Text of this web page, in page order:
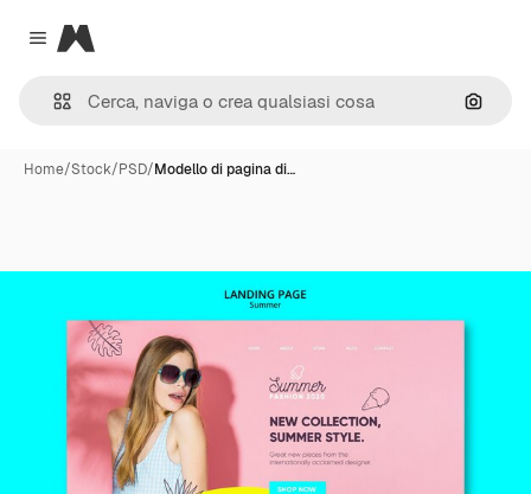
Close menu
Magnific
Cerca
Home/Stock/PSD/Modello di pagina di…